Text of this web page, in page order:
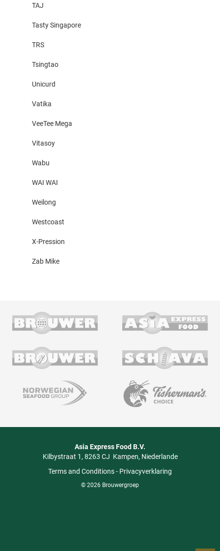
TAJ
Tasty Singapore
TRS
Tsingtao
Unicurd
Vatika
VeeTee Mega
Vitasoy
Wabu
WAI WAI
Weilong
Westcoast
X-Pression
Zab Mike
Asia Express Food B.V.
Kilbystraat 1 8263 CJ Kampen Niederlande
Terms and Conditions- Privacyverklaring
© 2026 Brouwergroep